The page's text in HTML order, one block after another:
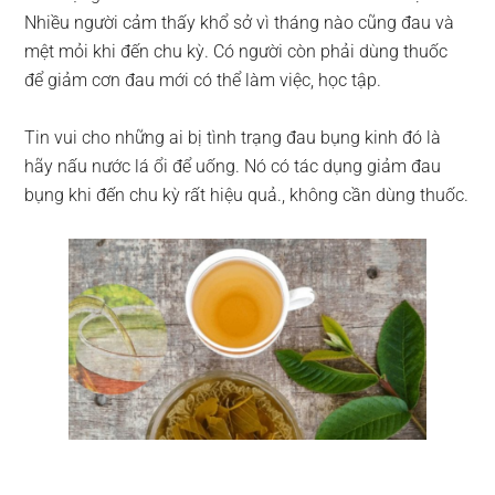
Nhiều người cảm thấy khổ sở vì tháng nào cũng đau và
mệt mỏi khi đến chu kỳ. Có người còn phải dùng thuốc
để giảm cơn đau mới có thể làm việc, học tập.
Tin vui cho những ai bị tình trạng đau bụng kinh đó là
hãy nấu nước lá ổi để uống. Nó có tác dụng giảm đau
bụng khi đến chu kỳ rất hiệu quả., không cần dùng thuốc.